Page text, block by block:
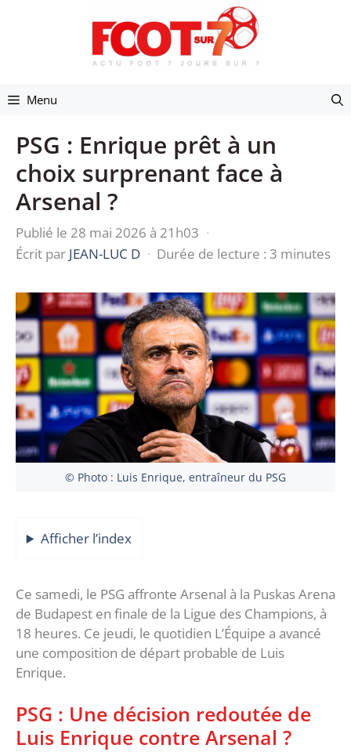
Menu
PSG : Enrique prêt à un
choix surprenant face à
Arsenal ?
Publié le 28 mai 2026 à 21h03 ·
Écrit par JEAN-LUC D · Durée de lecture : 3 minutes
© Photo : Luis Enrique, entraîneur du PSG
Afficher l’index
Ce samedi, le PSG affronte Arsenal à la Puskas Arena
de Budapest en finale de la Ligue des Champions, à
18 heures. Ce jeudi, le quotidien L’Équipe a avancé
une composition de départ probable de Luis
Enrique.
PSG : Une décision redoutée de
Luis Enrique contre Arsenal ?